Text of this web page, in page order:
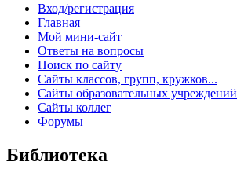
Вход/регистрация
Главная
Мой мини-сайт
Ответы на вопросы
Поиск по сайту
Сайты классов, групп, кружков...
Сайты образовательных учреждений
Сайты коллег
Форумы
Библиотека